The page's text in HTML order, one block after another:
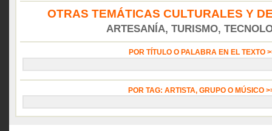
OTRAS TEMÁTICAS CULTURALES Y
ARTESANÍA, TURISMO,
POR TÍTULO O PALABRA EN EL TEXTO
POR TAG: ARTISTA, GRUPO O MÚSICO